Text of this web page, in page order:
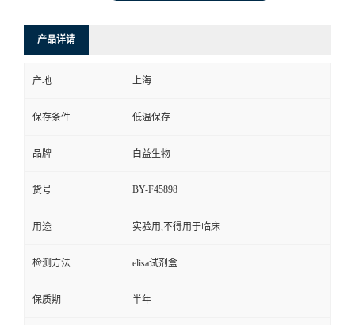
产品详请
产地 上海
保存条件 低温保存
品牌 白益生物
货号 BY-F45898
用途 实验用,不得用于临床
检测方法 elisa试剂盒
保质期 半年